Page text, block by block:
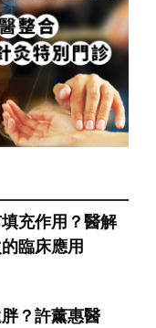
充作用？醫解
臨床應用
？許薰惠醫